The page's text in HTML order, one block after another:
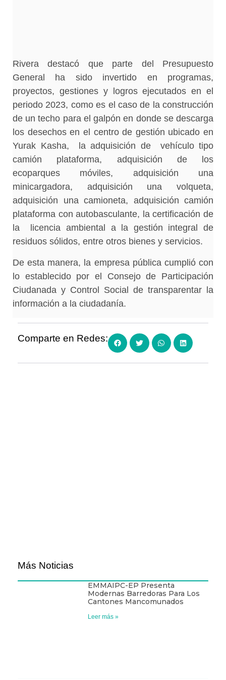
Rivera destacó que parte del Presupuesto
General ha sido invertido en programas,
proyectos, gestiones y logros ejecutados en el
periodo 2023, como es el caso de la construcción
de un techo para el galpón en donde se descarga
los desechos en el centro de gestión ubicado en
Yurak Kasha, la adquisición de vehículo tipo
camión plataforma, adquisición de los
ecoparques móviles, adquisición una
minicargadora, adquisición una volqueta,
adquisición una camioneta, adquisición camión
plataforma con autobasculante, la certificación de
la licencia ambiental a la gestión integral de
residuos sólidos, entre otros bienes y servicios.
De esta manera, la empresa pública cumplió con
lo establecido por el Consejo de Participación
Ciudanada y Control Social de transparentar la
información a la ciudadanía.
Comparte en Redes:
Más Noticias
EMMAIPC-EP Presenta
Modernas Barredoras Para Los
Cantones Mancomunados
Leer más »